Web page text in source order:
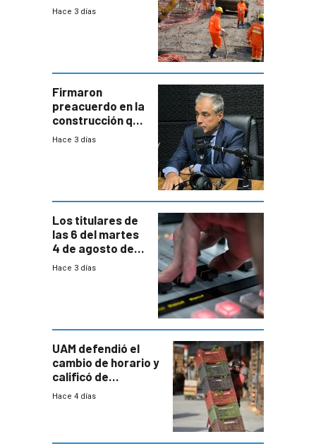
nuevo convenio
a revisar
proyectos
Hace 3 días
Firmaron
preacuerdo en la
construcción que
comprende
Hace 3 días
Los titulares de
las 6 del martes
4 de agosto de
2026
Hace 3 días
UAM defendió el
cambio de horario y
calificó de
“desproporcionado”
Hace 4 días